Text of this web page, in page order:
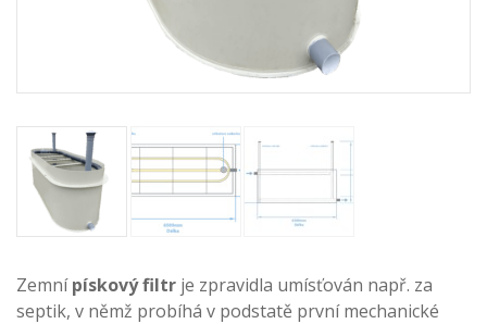
Zemnípískový filtr je zpravidla umísťován např. za
septik, v němž probíhá v podstatě první mechanické